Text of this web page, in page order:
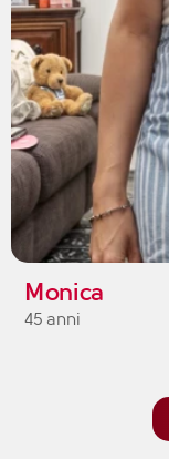
Monica
45 anni